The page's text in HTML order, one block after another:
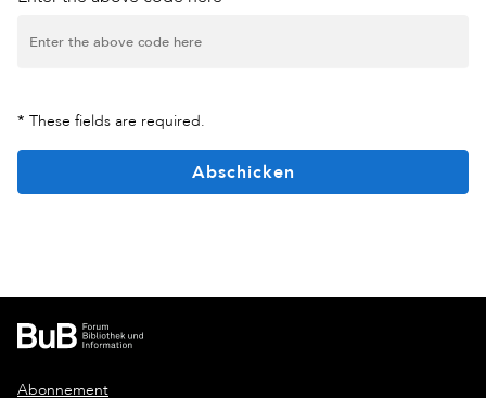
* These fields are required.
Abschicken
Abonnement